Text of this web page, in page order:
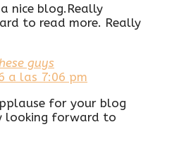
nice blog.Really
to read more. Really
guys
a las 7:06 pm
for your blog
looking forward to